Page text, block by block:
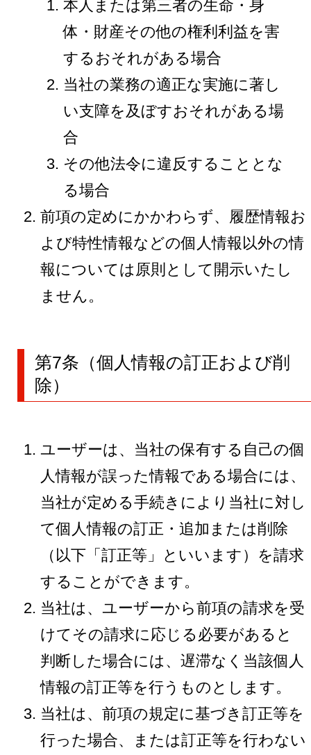
本人または第三者の生命・身
体・財産その他の権利利益を害
するおそれがある場合
当社の業務の適正な実施に著し
い支障を及ぼすおそれがある場
合
その他法令に違反することとな
る場合
前項の定めにかかわらず、履歴情報お
よび特性情報などの個人情報以外の情
報については原則として開示いたし
ません。
第7条（個人情報の訂正および削
除）
ユーザーは、当社の保有する自己の個
人情報が誤った情報である場合には、
当社が定める手続きにより当社に対し
て個人情報の訂正・追加または削除
（以下「訂正等」といいます）を請求
することができます。
当社は、ユーザーから前項の請求を受
けてその請求に応じる必要があると
判断した場合には、遅滞なく当該個人
情報の訂正等を行うものとします。
当社は、前項の規定に基づき訂正等を
行った場合、または訂正等を行わない